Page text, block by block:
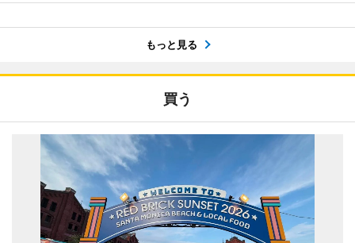
もっと見る
買う